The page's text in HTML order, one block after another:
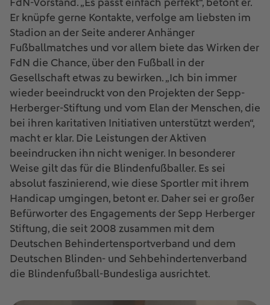
FdN-Vorstand. „Es passt einfach perfekt“, betont er.
Er knüpfe gerne Kontakte, verfolge am liebsten im
Stadion an der Seite anderer Anhänger
Fußballmatches und vor allem biete das Wirken der
FdN die Chance, über den Fußball in der
Gesellschaft etwas zu bewirken. „Ich bin immer
wieder beeindruckt von den Projekten der Sepp-
Herberger-Stiftung und vom Elan der Menschen, die
bei ihren karitativen Initiativen unterstützt werden“,
macht er klar. Die Leistungen der Aktiven
beeindrucken ihn nicht weniger. In besonderer
Weise gilt das für die Blindenfußballer. Es sei
absolut faszinierend, wie diese Sportler mit ihrem
Handicap umgingen, betont er. Daher sei er großer
Befürworter des Engagements der Sepp Herberger
Stiftung, die seit 2008 zusammen mit dem
Deutschen Behindertensportverband und dem
Deutschen Blinden- und Sehbehindertenverband
die Blindenfußball-Bundesliga ausrichtet.